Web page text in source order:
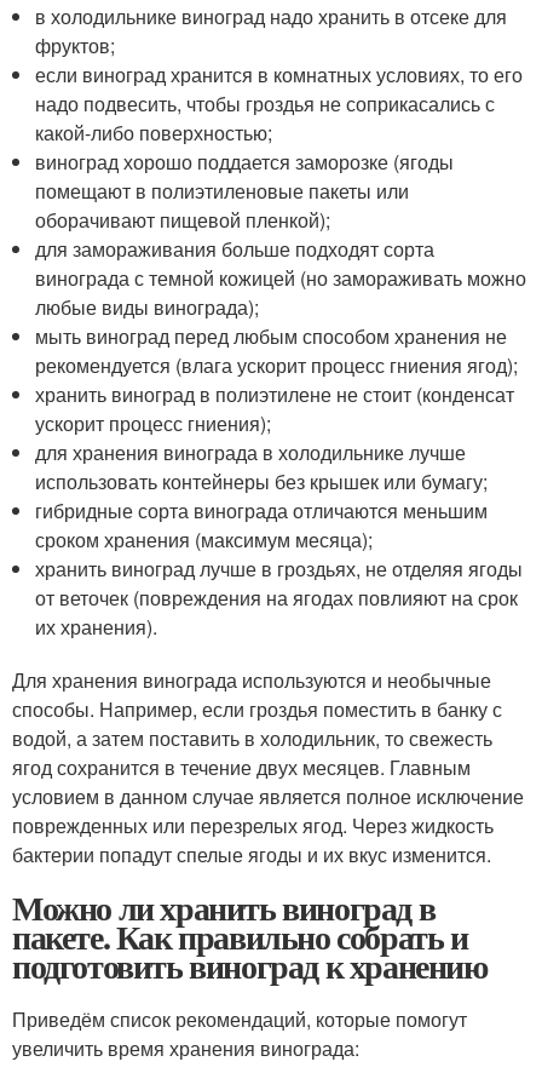
в холодильнике виноград надо хранить в отсеке для
фруктов;
если виноград хранится в комнатных условиях, то его
надо подвесить, чтобы гроздья не соприкасались с
какой-либо поверхностью;
виноград хорошо поддается заморозке (ягоды
помещают в полиэтиленовые пакеты или
оборачивают пищевой пленкой);
для замораживания больше подходят сорта
винограда с темной кожицей (но замораживать можно
любые виды винограда);
мыть виноград перед любым способом хранения не
рекомендуется (влага ускорит процесс гниения ягод);
хранить виноград в полиэтилене не стоит (конденсат
ускорит процесс гниения);
для хранения винограда в холодильнике лучше
использовать контейнеры без крышек или бумагу;
гибридные сорта винограда отличаются меньшим
сроком хранения (максимум месяца);
хранить виноград лучше в гроздьях, не отделяя ягоды
от веточек (повреждения на ягодах повлияют на срок
их хранения).
Для хранения винограда используются и необычные
способы. Например, если гроздья поместить в банку с
водой, а затем поставить в холодильник, то свежесть
ягод сохранится в течение двух месяцев. Главным
условием в данном случае является полное исключение
поврежденных или перезрелых ягод. Через жидкость
бактерии попадут спелые ягоды и их вкус изменится.
Можно ли хранить виноград в
пакете. Как правильно собрать и
подготовить виноград к хранению
Приведём список рекомендаций, которые помогут
увеличить время хранения винограда: